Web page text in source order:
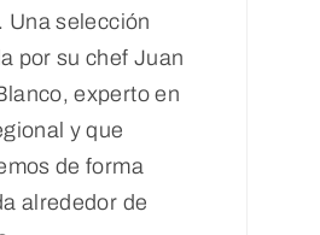
Una selección
por su chef Juan
experto en
y que
de forma
alrededor de